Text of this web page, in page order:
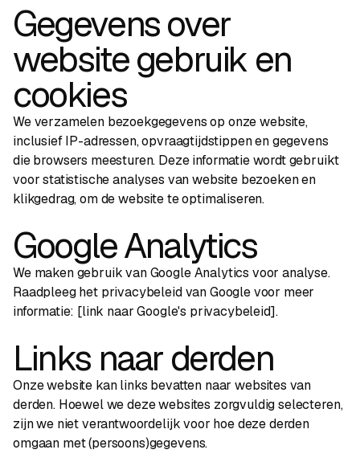
Gegevens over
website gebruik en
cookies
We verzamelen bezoekgegevens op onze website,
inclusief IP-adressen, opvraagtijdstippen en gegevens
die browsers meesturen. Deze informatie wordt gebruikt
voor statistische analyses van website bezoeken en
klikgedrag, om de website te optimaliseren.
Google Analytics
We maken gebruik van Google Analytics voor analyse.
Raadpleeg het privacybeleid van Google voor meer
informatie: [link naar Google's privacybeleid].
Links naar derden
Onze website kan links bevatten naar websites van
derden. Hoewel we deze websites zorgvuldig selecteren,
zijn we niet verantwoordelijk voor hoe deze derden
omgaan met (persoons)gegevens.